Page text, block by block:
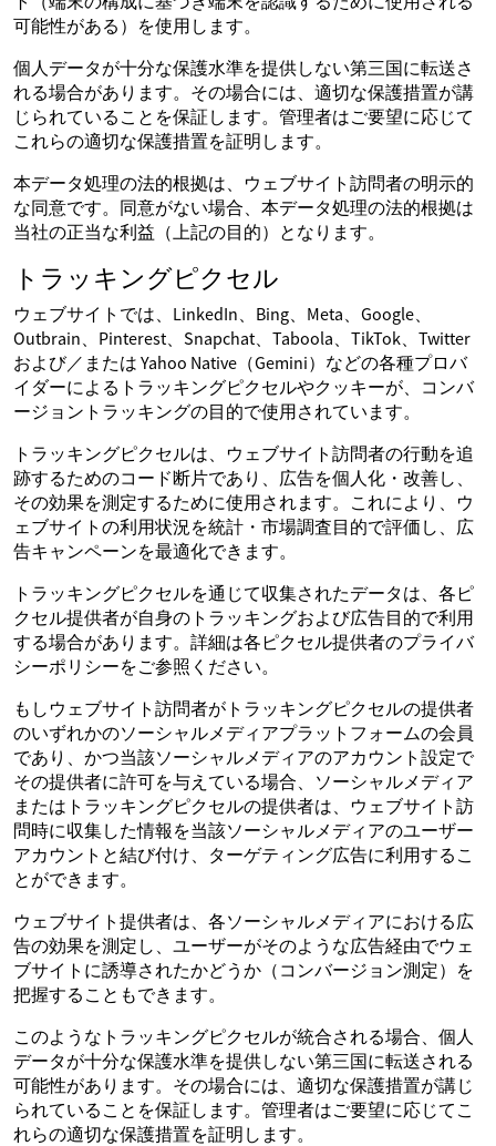
可能性がある）を使用します。
個人データが十分な保護水準を提供しない第三国に転送さ
れる場合があります。その場合には、適切な保護措置が講
じられていることを保証します。管理者はご要望に応じて
これらの適切な保護措置を証明します。
本データ処理の法的根拠は、ウェブサイト訪問者の明示的
な同意です。同意がない場合、本データ処理の法的根拠は
当社の正当な利益（上記の目的）となります。
トラッキングピクセル
ウェブサイトでは、LinkedIn、Bing、Meta、Google、
Outbrain、Pinterest、Snapchat、Taboola、TikTok、Twitter
および／または Yahoo Native（Gemini）などの各種プロバ
イダーによるトラッキングピクセルやクッキーが、コンバ
ージョントラッキングの目的で使用されています。
トラッキングピクセルは、ウェブサイト訪問者の行動を追
跡するためのコード断片であり、広告を個人化・改善し、
その効果を測定するために使用されます。これにより、ウ
ェブサイトの利用状況を統計・市場調査目的で評価し、広
告キャンペーンを最適化できます。
トラッキングピクセルを通じて収集されたデータは、各ピ
クセル提供者が自身のトラッキングおよび広告目的で利用
する場合があります。詳細は各ピクセル提供者のプライバ
シーポリシーをご参照ください。
もしウェブサイト訪問者がトラッキングピクセルの提供者
のいずれかのソーシャルメディアプラットフォームの会員
であり、かつ当該ソーシャルメディアのアカウント設定で
その提供者に許可を与えている場合、ソーシャルメディア
またはトラッキングピクセルの提供者は、ウェブサイト訪
問時に収集した情報を当該ソーシャルメディアのユーザー
アカウントと結び付け、ターゲティング広告に利用するこ
とができます。
ウェブサイト提供者は、各ソーシャルメディアにおける広
告の効果を測定し、ユーザーがそのような広告経由でウェ
ブサイトに誘導されたかどうか（コンバージョン測定）を
把握することもできます。
このようなトラッキングピクセルが統合される場合、個人
データが十分な保護水準を提供しない第三国に転送される
可能性があります。その場合には、適切な保護措置が講じ
られていることを保証します。管理者はご要望に応じてこ
れらの適切な保護措置を証明します。